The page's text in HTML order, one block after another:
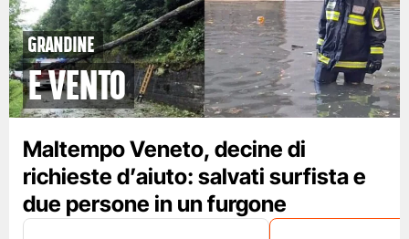
grandine
e vento
Maltempo Veneto, decine di
richieste d’aiuto: salvati surfista e
due persone in un furgone